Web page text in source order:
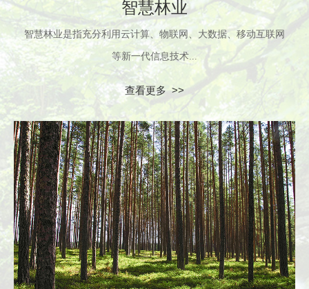
智慧林业
智慧林业是指充分利用云计算、物联网、大数据、移动互联网
等新一代信息技术...
查看更多 >>